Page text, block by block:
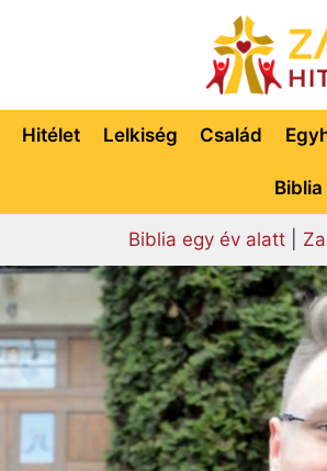
Hitélet Lelkiség Család
Biblia egy év alatt|